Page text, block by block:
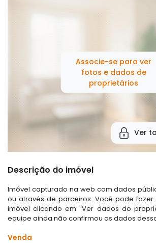
Associe-se para ver
fotos e dados de
proprietários
Ver
Descrição do imóvel
Imóvel capturado na web com dados
ou através de parceiros. Você pode
imóvel clicando em "Ver dados do
equipe ainda não confirmou os dados
Venda